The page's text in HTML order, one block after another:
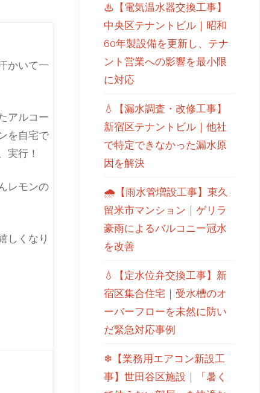
かいて一
アルコー
を自宅で
実行！
レモンの
しくなり
♨【電気温水器交換工事】
中央区テナントビル｜昭和
60年製設備を更新し、テナ
ント営業への影響を最小限
に対応
💧【漏水調査・改修工事】
新宿区テナントビル｜他社
で特定できなかった漏水原
因を解決
🌧【雨水管増設工事】東久
留米市マンション｜ゲリラ
豪雨によるバルコニー冠水
を改善
💧【定水位弁交換工事】新
宿区集合住宅｜受水槽のオ
ーバーフローを未然に防い
だ緊急対応事例
❄【業務用エアコン新設工
事】世田谷区施設｜「暑く